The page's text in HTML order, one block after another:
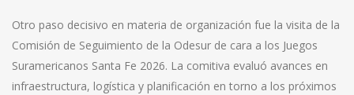
Otro paso decisivo en materia de organización fue la visita de la
Comisión de Seguimiento de la Odesur de cara a los Juegos
Suramericanos Santa Fe 2026. La comitiva evaluó avances en
infraestructura, logística y planificación en torno a los próximos